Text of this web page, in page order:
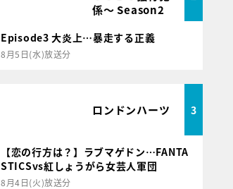
係～ Season2
Episode3 大炎上…暴走する正義
8月5日(水)放送分
ロンドンハーツ 3
【恋の行方は？】ラブマゲドン…FANTA
STICSvs紅しょうがら女芸人軍団
8月4日(火)放送分